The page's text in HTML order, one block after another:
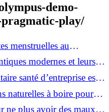
demo-
pragmatic-play/
menstruelles au
modernes et leurs
santé d’entreprise est
naturelles à boire pour
?
ne plus avoir des maux